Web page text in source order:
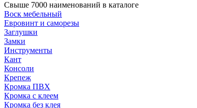
Свыше 7000 наименований в каталоге
Воск мебельный
Евровинт и саморезы
Заглушки
Замки
Инструменты
Кант
Консоли
Крепеж
Кромка ПВХ
Кромка с клеем
Кромка без клея